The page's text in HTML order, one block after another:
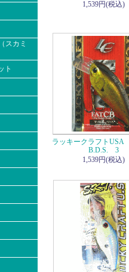
スカミ
ト
1,539円(税込)
ラッキークラフトUSA
B.D.S. 3
1,539円(税込)